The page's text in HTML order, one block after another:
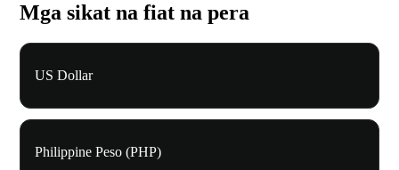
Mga sikat na fiat na pera
US Dollar
Philippine Peso (PHP)